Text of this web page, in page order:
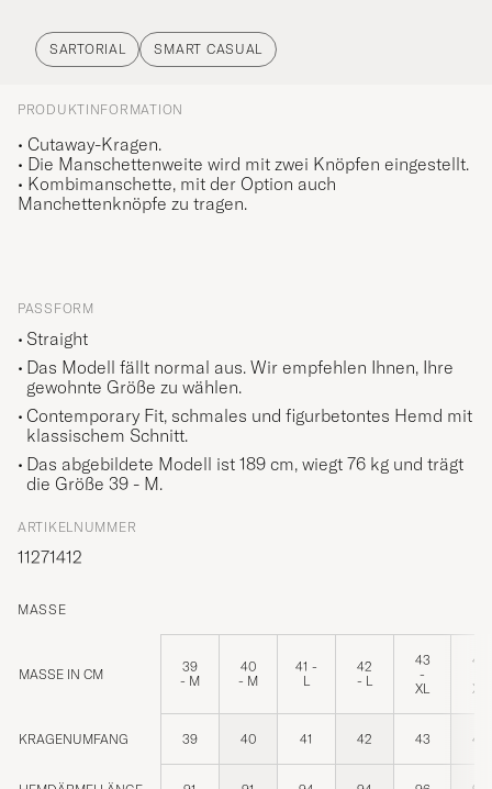
SARTORIAL SMART CASUAL
PRODUKTINFORMATION
• Cutaway-Kragen.
• Die Manschettenweite wird mit zwei Knöpfen eingestellt.
• Kombimanschette, mit der Option auch
Manchettenknöpfe zu tragen.
PASSFORM
Straight
Das Modell fällt normal aus. Wir empfehlen Ihnen, Ihre
gewohnte Größe zu wählen.
Contemporary Fit, schmales und figurbetontes Hemd mit
klassischem Schnitt.
Das abgebildete Modell ist 189 cm, wiegt 76 kg und trägt
die Größe 39 - M.
ARTIKELNUMMER
11271412
MASSE
MASSE IN CM
39
- M
40
- M
41 -
L
42
- L
43
-
XL
44
XL
KRAGENUMFANG 39 40 41 42 43 44